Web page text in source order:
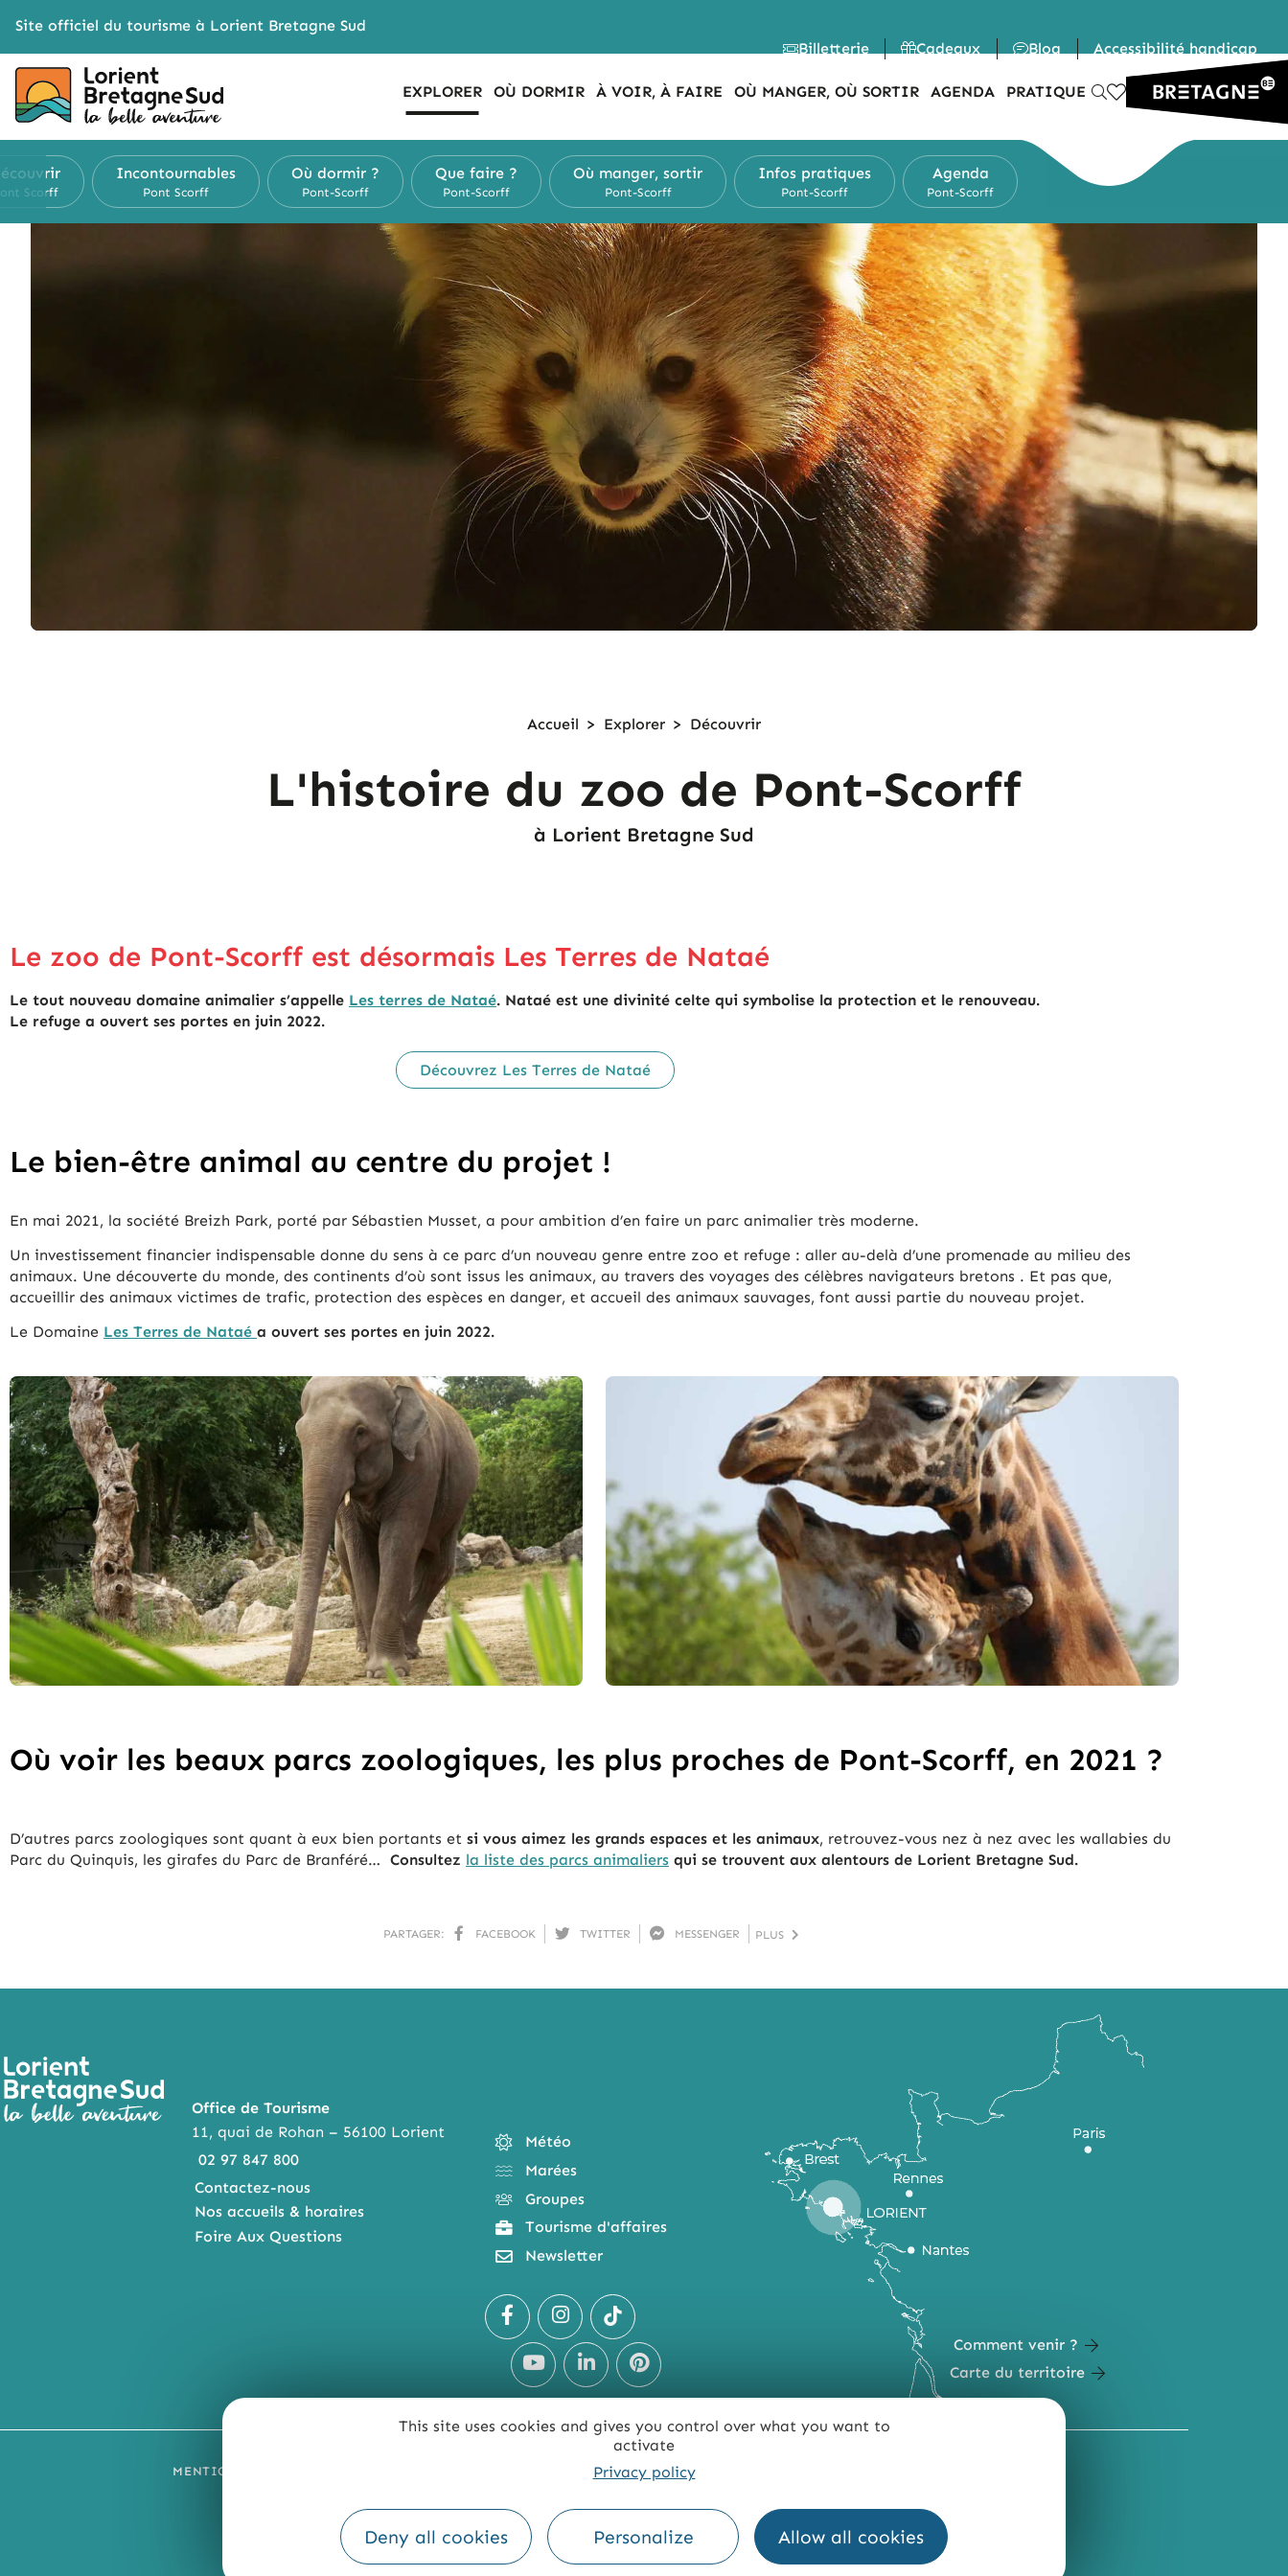
This site uses cookies and gives you control over what you want to
activate
Privacy policy
Deny all cookies Personalize Allow all cookies
Site officiel du tourisme à Lorient Bretagne Sud
Billetterie
Cadeaux Blog Accessibilité handicap
EXPLORER OÙ DORMIR À VOIR, À FAIRE OÙ MANGER, OÙ SORTIR AGENDA PRATIQUE
Scorff
Incontournables
Pont Scorff
Où dormir ?
Pont-Scorff
Que faire ?
Pont-Scorff
Où manger, sortir
Pont-Scorff
Infos pratiques
Pont-Scorff
Agenda
Pont-Scorff
Accueil > Explorer > Découvrir
L'histoire du zoo de Pont-Scorff
à Lorient Bretagne Sud
Le zoo de Pont-Scorff est désormais Les Terres de Nataé
Le tout nouveau domaine animalier s’appelle Les terres de Nataé. Nataé est une divinité celte qui symbolise la protection et le renouveau.
Le refuge a ouvert ses portes en juin 2022.
Découvrez Les Terres de Nataé
Le bien-être animal au centre du projet !
En mai 2021, la société Breizh Park, porté par Sébastien Musset, a pour ambition d’en faire un parc animalier très moderne.
Un investissement financier indispensable donne du sens à ce parc d’un nouveau genre entre zoo et refuge : aller au-delà d’une promenade au milieu des
animaux. Une découverte du monde, des continents d’où sont issus les animaux, au travers des voyages des célèbres navigateurs bretons . Et pas que,
accueillir des animaux victimes de trafic, protection des espèces en danger, et accueil des animaux sauvages, font aussi partie du nouveau projet.
Le Domaine Les Terres de Nataé a ouvert ses portes en juin 2022.
Où voir les beaux parcs zoologiques, les plus proches de Pont-Scorff, en 2021 ?
D’autres parcs zoologiques sont quant à eux bien portants et si vous aimez les grands espaces et les animaux, retrouvez-vous nez à nez avec les wallabies du
Parc du Quinquis, les girafes du Parc de Branféré… Consultez la liste des parcs animaliers qui se trouvent aux alentours de Lorient Bretagne Sud.
PARTAGER: FACEBOOK TWITTER MESSENGER PLUS
Office de Tourisme
11, quai de Rohan – 56100 Lorient
02 97 847 800
Contactez-nous
Nos accueils & horaires
Foire Aux Questions
Météo
Marées
Groupes
Tourisme d'affaires
Newsletter
Comment venir ?
Carte du territoire
MENTIONS LÉGALES ACCESSIBILITÉ : NON CONFORME